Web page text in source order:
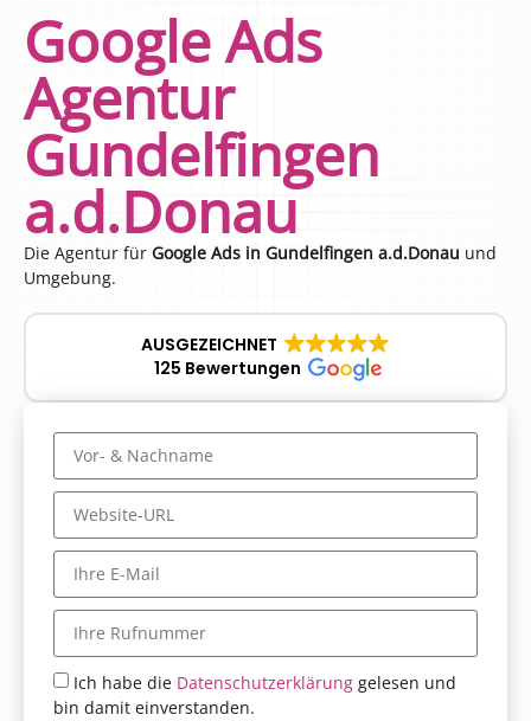
Google Ads
Agentur
Gundelfingen
a.d.Donau
Die Agentur für Google Ads in Gundelfingen a.d.Donau und
Umgebung.
AUSGEZEICHNET
125 Bewertungen
Ich habe die Datenschutzerklärung gelesen und
bin damit einverstanden.